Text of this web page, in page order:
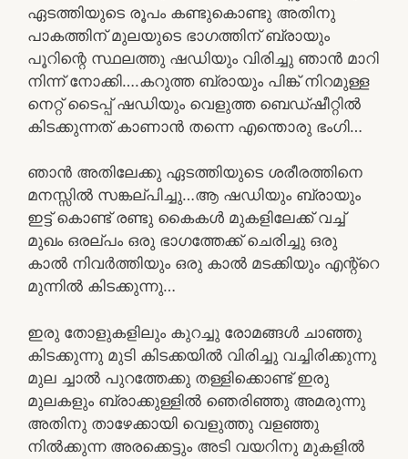
ഏടത്തിയുടെ രൂപം കണ്ടുകൊണ്ടു അതിനു
പാകത്തിന് മുലയുടെ ഭാഗത്തിന് ബ്രായും
പൂറിന്റെ സ്ഥലത്തു ഷഡിയും വിരിച്ചു ഞാൻ മാറി
നിന്ന് നോക്കി….കറുത്ത ബ്രായും പിങ്ക് നിറമുള്ള
നെറ്റ് ടൈപ്പ് ഷഡിയും വെളുത്ത ബെഡ്ഷീറ്റിൽ
കിടക്കുന്നത് കാണാൻ തന്നെ എന്തൊരു ഭംഗി…
ഞാൻ അതിലേക്കു ഏടത്തിയുടെ ശരീരത്തിനെ
മനസ്സിൽ സങ്കല്പിച്ചു…ആ ഷഡിയും ബ്രായും
ഇട്ട് കൊണ്ട് രണ്ടു കൈകൾ മുകളിലേക്ക് വച്ച്
മുഖം ഒരല്പം ഒരു ഭാഗത്തേക്ക് ചെരിച്ചു ഒരു
കാൽ നിവർത്തിയും ഒരു കാൽ മടക്കിയും എന്റ്റെ
മുന്നിൽ കിടക്കുന്നു…
ഇരു തോളുകളിലും കുറച്ചു രോമങ്ങൾ ചാഞ്ഞു
കിടക്കുന്നു മുടി കിടക്കയിൽ വിരിച്ചു വച്ചിരിക്കുന്നു
മുല ച്ചാൽ പുറത്തേക്കു തള്ളിക്കൊണ്ട് ഇരു
മുലകളും ബ്രാക്കുള്ളിൽ ഞെരിഞ്ഞു അമരുന്നു
അതിനു താഴേക്കായി വെളുത്തു വളഞ്ഞു
നിൽക്കുന്ന അരക്കെട്ടും അടി വയറിനു മുകളിൽ